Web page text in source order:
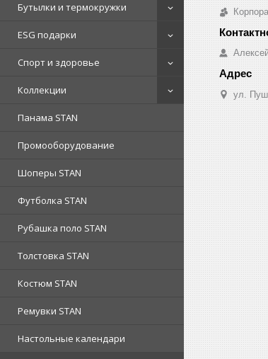
Бутылки и термокружки
ESG подарки
Спорт и здоровье
Коллекции
Панама STAN
Промооборудование
Шоперы STAN
Футболка STAN
Рубашка поло STAN
Толстовка STAN
Костюм STAN
Ремувки STAN
Настольные календари
ул.